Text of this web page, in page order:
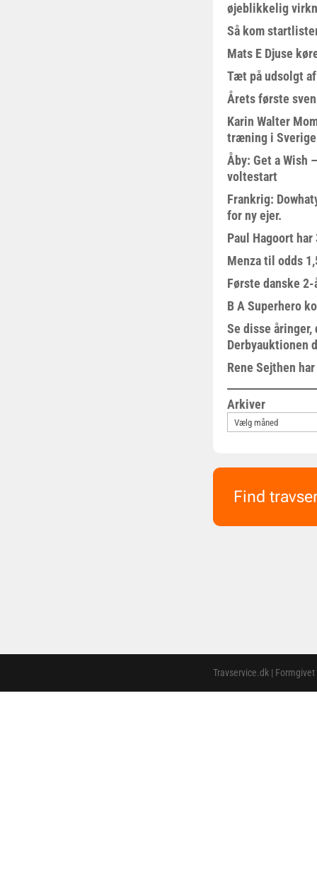
øjeblikkelig
Så kom
Mats E Djuse
Tæt på udsolgt
Årets første
Karin Walter
træning i Sverige
Åby: Get a Wish
voltestart
Frankrig:
for ny ejer.
Paul Hagoort
Menza til odds
Første danske
B A Superhero
Se disse
Derbyauktionen
Rene Sejthen
Arkiver
Find
Travservice.dk |